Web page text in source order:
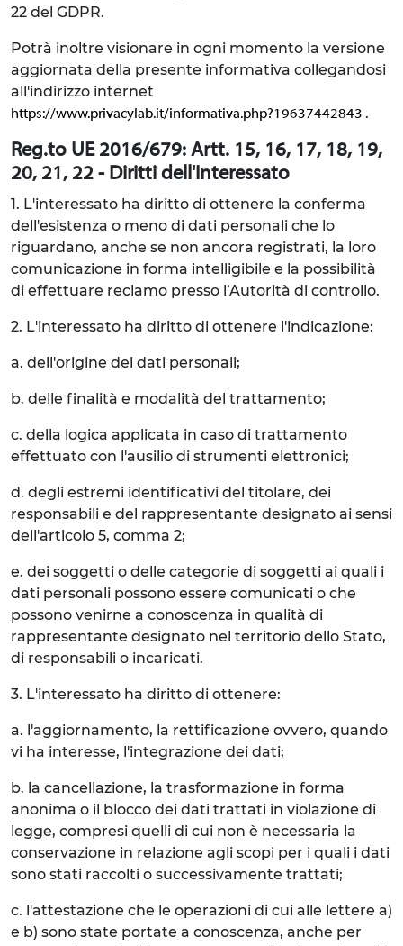
22 del GDPR.
Potrà inoltre visionare in ogni momento la versione
aggiornata della presente informativa collegandosi
all'indirizzo internet
https://www.privacylab.it/informativa.php?19637442843 .
Reg.to UE 2016/679: Artt. 15, 16, 17, 18, 19,
20, 21, 22 - Diritti dell'Interessato
1. L'interessato ha diritto di ottenere la conferma
dell'esistenza o meno di dati personali che lo
riguardano, anche se non ancora registrati, la loro
comunicazione in forma intelligibile e la possibilità
di effettuare reclamo presso l’Autorità di controllo.
2. L'interessato ha diritto di ottenere l'indicazione:
a. dell'origine dei dati personali;
b. delle finalità e modalità del trattamento;
c. della logica applicata in caso di trattamento
effettuato con l'ausilio di strumenti elettronici;
d. degli estremi identificativi del titolare, dei
responsabili e del rappresentante designato ai sensi
dell'articolo 5, comma 2;
e. dei soggetti o delle categorie di soggetti ai quali i
dati personali possono essere comunicati o che
possono venirne a conoscenza in qualità di
rappresentante designato nel territorio dello Stato,
di responsabili o incaricati.
3. L'interessato ha diritto di ottenere:
a. l'aggiornamento, la rettificazione ovvero, quando
vi ha interesse, l'integrazione dei dati;
b. la cancellazione, la trasformazione in forma
anonima o il blocco dei dati trattati in violazione di
legge, compresi quelli di cui non è necessaria la
conservazione in relazione agli scopi per i quali i dati
sono stati raccolti o successivamente trattati;
c. l'attestazione che le operazioni di cui alle lettere a)
e b) sono state portate a conoscenza, anche per